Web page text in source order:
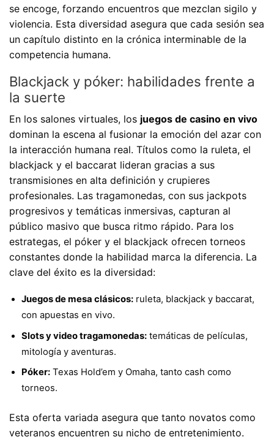
se encoge, forzando encuentros que mezclan sigilo y
violencia. Esta diversidad asegura que cada sesión sea
un capítulo distinto en la crónica interminable de la
competencia humana.
Blackjack y póker: habilidades frente a
la suerte
En los salones virtuales, los juegos de casino en vivo
dominan la escena al fusionar la emoción del azar con
la interacción humana real. Títulos como la ruleta, el
blackjack y el baccarat lideran gracias a sus
transmisiones en alta definición y crupieres
profesionales. Las tragamonedas, con sus jackpots
progresivos y temáticas inmersivas, capturan al
público masivo que busca ritmo rápido. Para los
estrategas, el póker y el blackjack ofrecen torneos
constantes donde la habilidad marca la diferencia. La
clave del éxito es la diversidad:
Juegos de mesa clásicos: ruleta, blackjack y baccarat,
con apuestas en vivo.
Slots y video tragamonedas: temáticas de películas,
mitología y aventuras.
Póker: Texas Hold’em y Omaha, tanto cash como
torneos.
Esta oferta variada asegura que tanto novatos como
veteranos encuentren su nicho de entretenimiento.